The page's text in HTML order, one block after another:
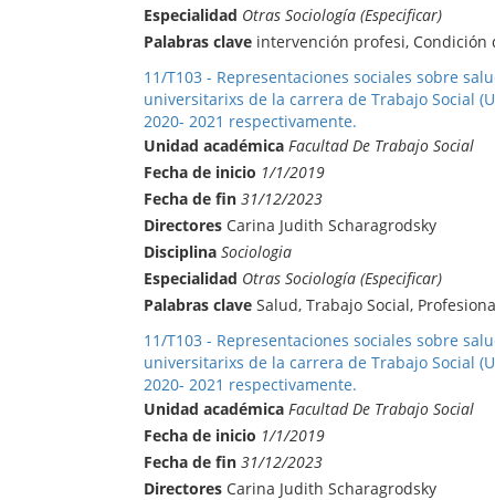
Especialidad Otras Sociología (Especificar)
Palabras clave intervención profesi, Condición
11/T103 - Representaciones sociales sobre
universitarixs de la carrera de Trabajo Social
2020- 2021 respectivamente.
Unidad académica Facultad De Trabajo Social
Fecha de inicio 1/1/2019
Fecha de fin 31/12/2023
Directores Carina Judith Scharagrodsky
Disciplina Sociologia
Especialidad Otras Sociología (Especificar)
Palabras clave Salud, Trabajo Social,
11/T103 - Representaciones sociales sobre
universitarixs de la carrera de Trabajo Social
2020- 2021 respectivamente.
Unidad académica Facultad De Trabajo Social
Fecha de inicio 1/1/2019
Fecha de fin 31/12/2023
Directores Carina Judith Scharagrodsky